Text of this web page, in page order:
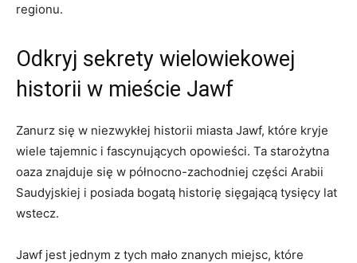
regionu.
Odkryj sekrety wielowiekowej
historii w⁤ mieście​ Jawf
Zanurz się w niezwykłej historii miasta Jawf, które kryje
wiele tajemnic i fascynujących opowieści. Ta starożytna
oaza znajduje ​się w północno-zachodniej części Arabii
Saudyjskiej i posiada bogatą historię ​sięgającą‍ tysięcy lat
wstecz.
Jawf jest jednym z tych mało znanych miejsc, które